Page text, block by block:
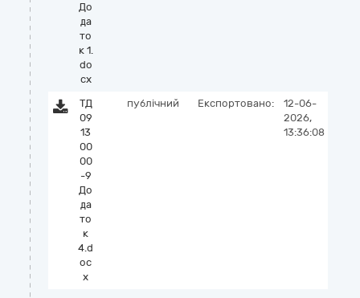
До
да
то
к 1.
do
cx
ТД
09
13
00
00
-9
До
да
то
к
4.d
oc
x
публічний Експортовано:
12-06-
2026,
13:36:08